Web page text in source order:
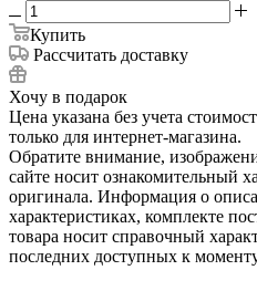
Купить
Рассчитать доставку
Хочу в подарок
Цена указана без учета
только для интернет-магазина.
Обратите внимание,
сайте носит ознакомительный
оригинала. Информация о
характеристиках, комплекте
товара носит справочный
последних доступных к